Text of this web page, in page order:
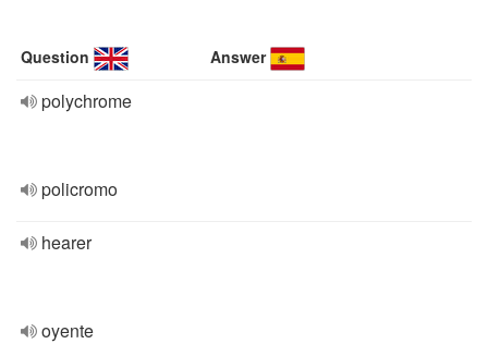
Question Answer
polychrome
policromo
hearer
oyente